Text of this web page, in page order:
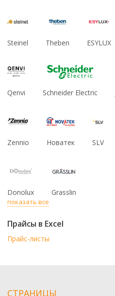
Steinel Theben ESYLUX
Qenvi Schneider Electric
Zennio Новатек SLV
Donolux Grasslin
показать все
Прайсы в Excel
Прайс-листы
СТРАНИЦЫ